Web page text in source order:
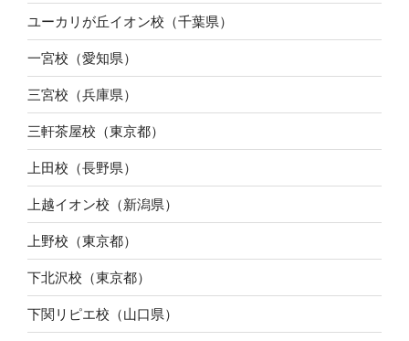
ユーカリが丘イオン校（千葉県）
一宮校（愛知県）
三宮校（兵庫県）
三軒茶屋校（東京都）
上田校（長野県）
上越イオン校（新潟県）
上野校（東京都）
下北沢校（東京都）
下関リピエ校（山口県）